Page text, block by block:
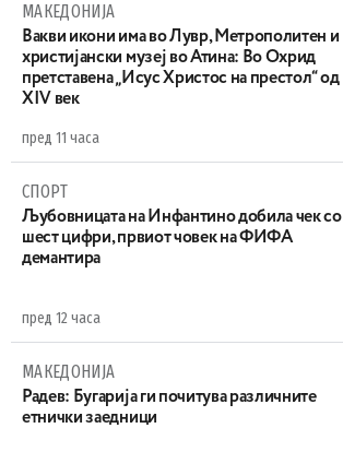
МАКЕДОНИЈА
Вакви икони има во Лувр, Метрополитен и
христијански музеј во Атина: Во Охрид
претставена „Исус Христос на престол“ од
XIV век
пред 11 часа
СПОРТ
Љубовницата на Инфантино добила чек со
шест цифри, првиот човек на ФИФА
демантира
пред 12 часа
МАКЕДОНИЈА
Радев: Бугарија ги почитува различните
етнички заедници